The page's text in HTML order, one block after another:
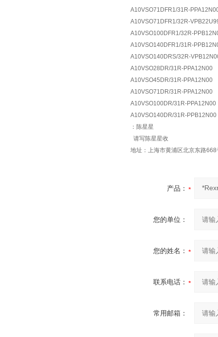
A10VSO71DFR1/31R-
A10VSO71DFR1/32R-
A10VSO100DFR1/32R-
A10VSO140DFR1/31R-
A10VSO140DRS/32R-
A10VSO28DR/31R-PPA12N00
A10VSO45DR/31R-PPA12N00
A10VSO71DR/31R-PPA12N00
A10VSO100DR/31R-PPA12N00
A10VSO140DR/31R-PPB12N00
：陈星星
请写陈星星收
地址：上海市黄浦区北京东路
产品：
您的单位：
您的姓名：
联系电话：
常用邮箱：